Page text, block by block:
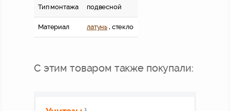
Тип монтажа подвесной
Материал латунь , стекло
С этим товаром также покупали:
1